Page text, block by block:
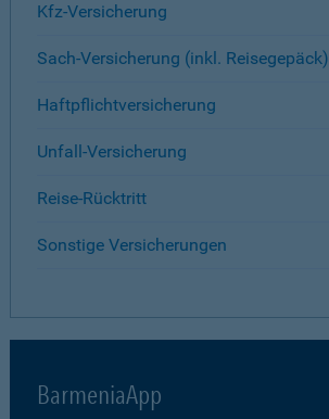
Kfz-Versicherung
Sach-Versicherung (inkl. Reisegepäck)
Haftpflichtversicherung
Unfall-Versicherung
Reise-Rücktritt
Sonstige Versicherungen
BarmeniaApp